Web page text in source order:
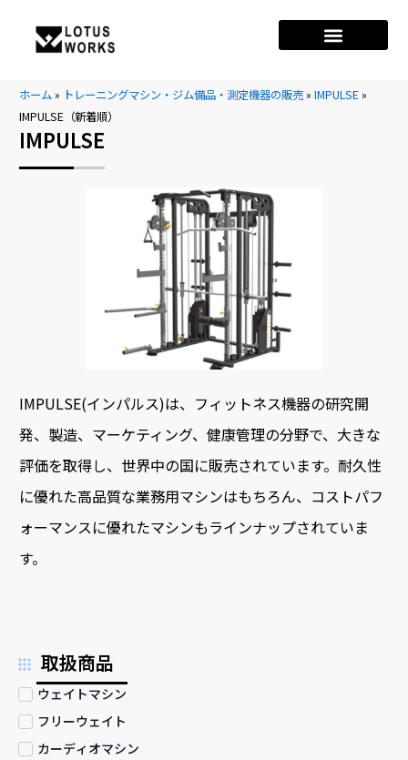
ホーム» トレーニングマシン・ジム備品・測定機器の販売»IMPULSE»
IMPULSE（新着順）
IMPULSE
IMPULSE(インパルス)は、フィットネス機器の研究開
発、製造、マーケティング、健康管理の分野で、大きな
評価を取得し、世界中の国に販売されています。耐久性
に優れた高品質な業務用マシンはもちろん、コストパフ
ォーマンスに優れたマシンもラインナップされていま
す。
取扱商品
ウェイトマシン
フリーウェイト
カーディオマシン